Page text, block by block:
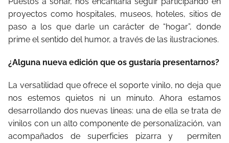
proyectos como hospitales, museos, hoteles, sitios de
paso a los que darle un carácter de “hogar”, donde
prime el sentido del humor, a través de las ilustraciones.
¿Alguna nueva edición que os gustaría presentarnos?
La versatilidad que ofrece el soporte vinilo, no deja que
nos estemos quietos ni un minuto. Ahora estamos
desarrollando dos nuevas líneas: una de ella se trata de
vinilos con un alto componente de personalización, van
acompañados de superficies pizarra y
permiten